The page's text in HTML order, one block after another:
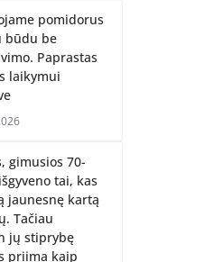
pomidorus
būdu be
Paprastas
laikymui
gimusios 70-
tai, kas
jaunesnę kartą
Tačiau
jų stiprybę
priima kaip